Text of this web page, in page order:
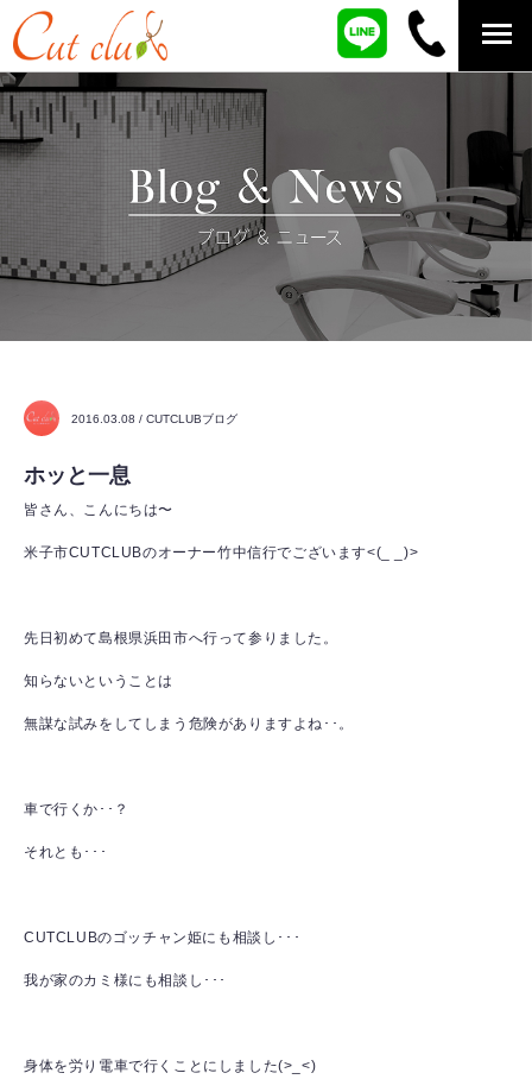
2016.03.08 / CUTCLUBブログ
ホッと一息
皆さん、こんにちは〜
米子市CUTCLUBのオーナー竹中信行でございます<(_ _)>
先日初めて島根県浜田市へ行って参りました。
知らないということは
無謀な試みをしてしまう危険がありますよね･･。
車で行くか･･？
それとも･･･
CUTCLUBのゴッチャン姫にも相談し･･･
我が家のカミ様にも相談し･･･
身体を労り電車で行くことにしました(>_<)